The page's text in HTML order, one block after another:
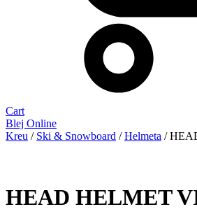
Cart
Blej Online
Kreu / Ski & Snowboard /Helmeta /
HEAD HELMET